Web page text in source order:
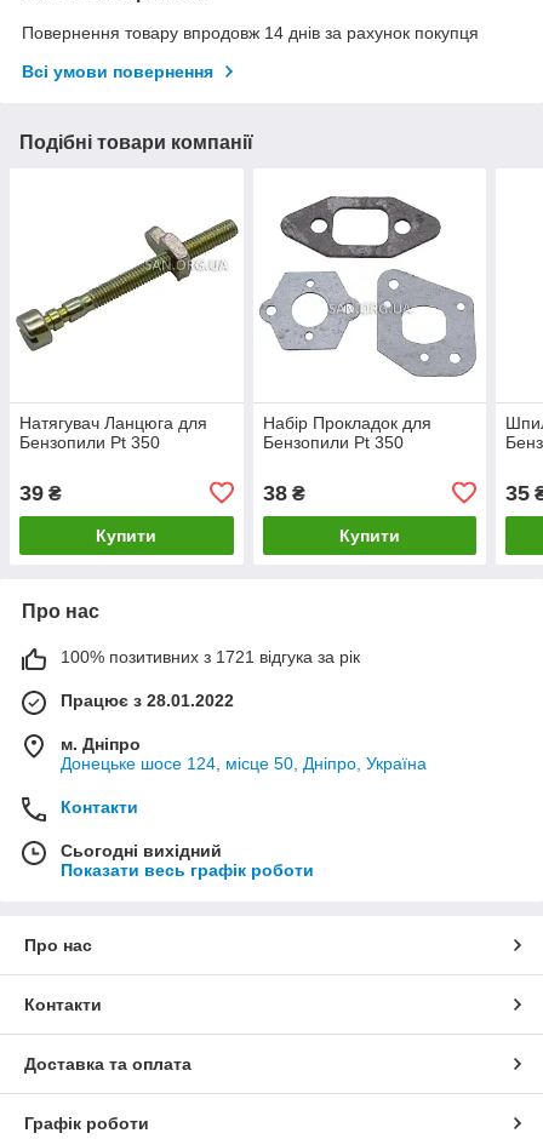
Повернення товару впродовж 14 днів за рахунок покупця
Всі умови повернення
Подібні товари компанії
Натягувач Ланцюга для
Бензопили Pt 350
39 ₴
Купити
Набір Прокладок для
Бензопили Pt 350
38₴
Купити
35
Про нас
100% позитивних з 1721 відгука за рік
Працює з 28.01.2022
м. Дніпро
Донецьке шосе 124, місце 50, Дніпро, Україна
Контакти
Сьогодні вихідний
Показати весь графік роботи
Про нас
Контакти
Доставка та оплата
Графік роботи